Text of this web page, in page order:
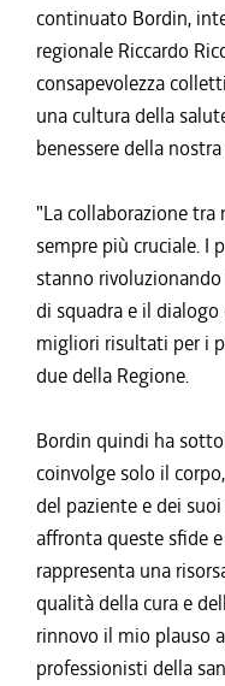
continuato Bordin,
regionale Riccardo
consapevolezza
una cultura della
benessere della
"La collaborazione
sempre più cruciale. I
stanno
di squadra e il
migliori risultati per i
due della Regione.
Bordin quindi ha
coinvolge solo il
del paziente e dei
affronta queste sfide
rappresenta una
qualità della cura e
rinnovo il mio plauso
professionisti della